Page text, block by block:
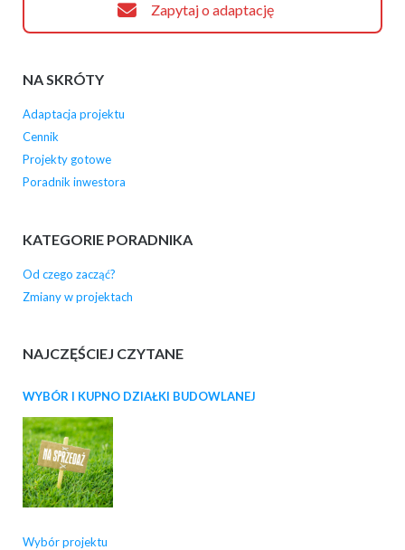
Zapytaj o adaptację
NA SKRÓTY
Adaptacja projektu
Cennik
Projekty gotowe
Poradnik inwestora
KATEGORIE PORADNIKA
Od czego zacząć?
Zmiany w projektach
NAJCZĘŚCIEJ CZYTANE
WYBÓR I KUPNO DZIAŁKI BUDOWLANEJ
Wybór projektu